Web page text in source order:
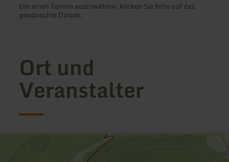
Um einen Termin auszuwählen, klicken Sie bitte auf das
gewünschte Datum.
Ort und
Veranstalter